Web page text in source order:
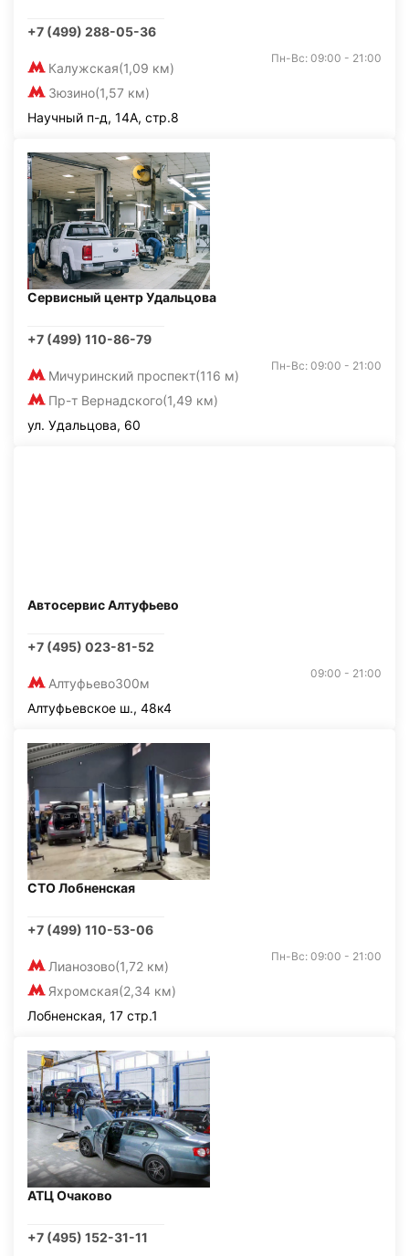
+7 (499) 288-05-36
Калужская(1,09 км)
Зюзино(1,57 км)
Пн-Вс: 09:00 - 21:00
Научный п-д, 14А, стр.8
Сервисный центр Удальцова
+7 (499) 110-86-79
Мичуринский проспект(116 м)
Пр-т Вернадского(1,49 км)
Пн-Вс: 09:00 - 21:00
ул. Удальцова, 60
Автосервис Алтуфьево
+7 (495) 023-81-52
Алтуфьево300м
09:00 - 21:00
Алтуфьевское ш., 48к4
СТО Лобненская
+7 (499) 110-53-06
Лианозово(1,72 км)
Яхромская(2,34 км)
Пн-Вс: 09:00 - 21:00
Лобненская, 17 стр.1
АТЦ Очаково
+7 (495) 152-31-11